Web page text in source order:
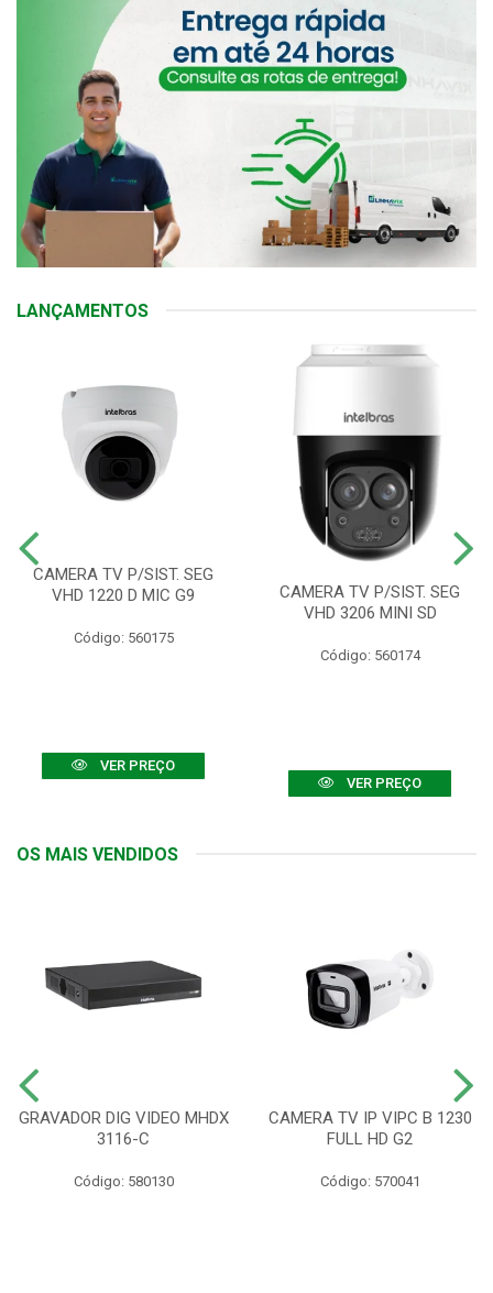
LANÇAMENTOS
CAMERA TV P/SIST. SEG
VHD 1220 D MIC G9
Código: 560175
VER PREÇO
CAMERA TV P/SIST. SEG
VHD 3206 MINI SD
Código: 560174
VER PREÇO
OS MAIS VENDIDOS
GRAVADOR DIG VIDEO MHDX
3116-C
Código: 580130
CAMERA TV IP VIPC B 1230
FULL HD G2
Código: 570041